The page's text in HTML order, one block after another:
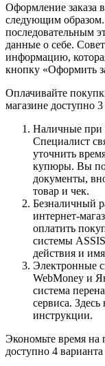
Оформление заказа
следующим
последовательным
данные о себе.
информацию,
кнопку «Оформить
Оплачивайте
магазине доступно
Наличные при
Специалист
уточнить
купюры. Вы
документы,
товар и чек.
Безналичный
интернет-
оплатить
системы
действия и
Электронные
WebMoney и
система
сервиса.
инструкции.
Экономьте время на
доступно 4